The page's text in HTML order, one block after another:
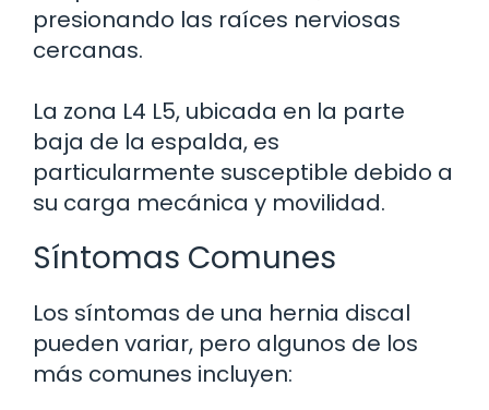
presionando las raíces nerviosas
cercanas.
La zona L4 L5, ubicada en la parte
baja de la espalda, es
particularmente susceptible debido a
su carga mecánica y movilidad.
Síntomas Comunes
Los síntomas de una hernia discal
pueden variar, pero algunos de los
más comunes incluyen: